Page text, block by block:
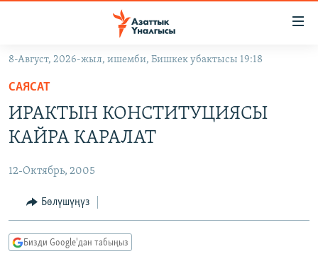
Навигацияга
өтүңүз
Издөөгө
салыңызКЫРГЫЗСТАН
ЭКОНОМИКА
МАДАНИЯТ
ДҮЙНӨ
БОРБОР АЗИЯ
АТАЙЫН ИЛИКТӨӨ
ТВ ПРОГРАММАЛАР
ЭКСПЕРТТЕР ТАЛДАЙТ
ӨЗГӨЧӨ ПИКИР
8-Август, 2026-жыл, ишемби, Бишкек убактысы 19:18
САЯСАТ
ИРАКТЫН КОНСТИТУЦИЯСЫ
КАЙРА КАРАЛАТ
12-Октябрь, 2005
Бөлүшүңүз
Бизди Google'дан табыңыз